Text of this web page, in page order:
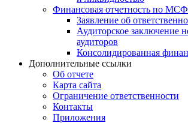
Финансовая отчетность по
Заявление об
Аудиторское заключение
аудиторов
Консолидированная
Дополнительные ссылки
Об отчете
Карта сайта
Ограничение ответственности
Контакты
Приложения